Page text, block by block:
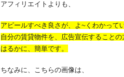
アフィリエイトよりも、
アピールすべき良さが、よ~くわかって
自分の賃貸物件を、広告宣伝することの
はるかに、簡単です。
ちなみに、こちらの画像は、